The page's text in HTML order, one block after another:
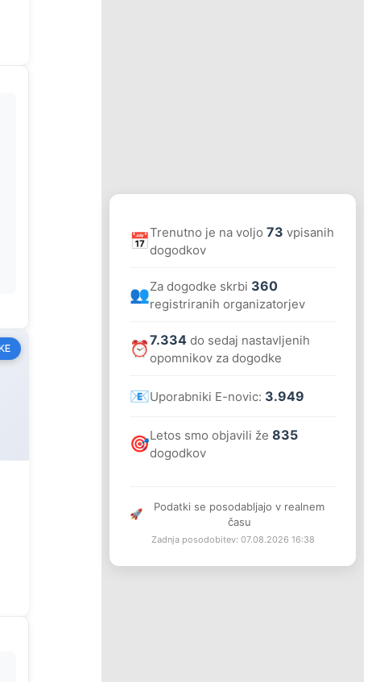
📅Trenutno je na voljo 73 vpisanih
dogodkov
👥Za dogodke skrbi 360
registriranih organizatorjev
⏰7.334 do sedaj nastavljenih
opomnikov za dogodke
📧Uporabniki E-novic: 3.949
🎯Letos smo objavili že 835
dogodkov
🚀
Podatki se posodabljajo v realnem
času
Zadnja posodobitev: 07.08.2026 16:38